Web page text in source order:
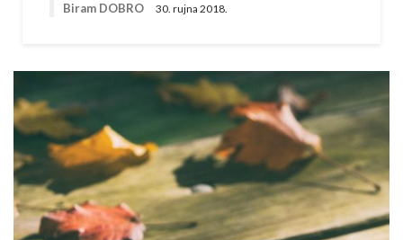
Biram DOBRO 30. rujna 2018.